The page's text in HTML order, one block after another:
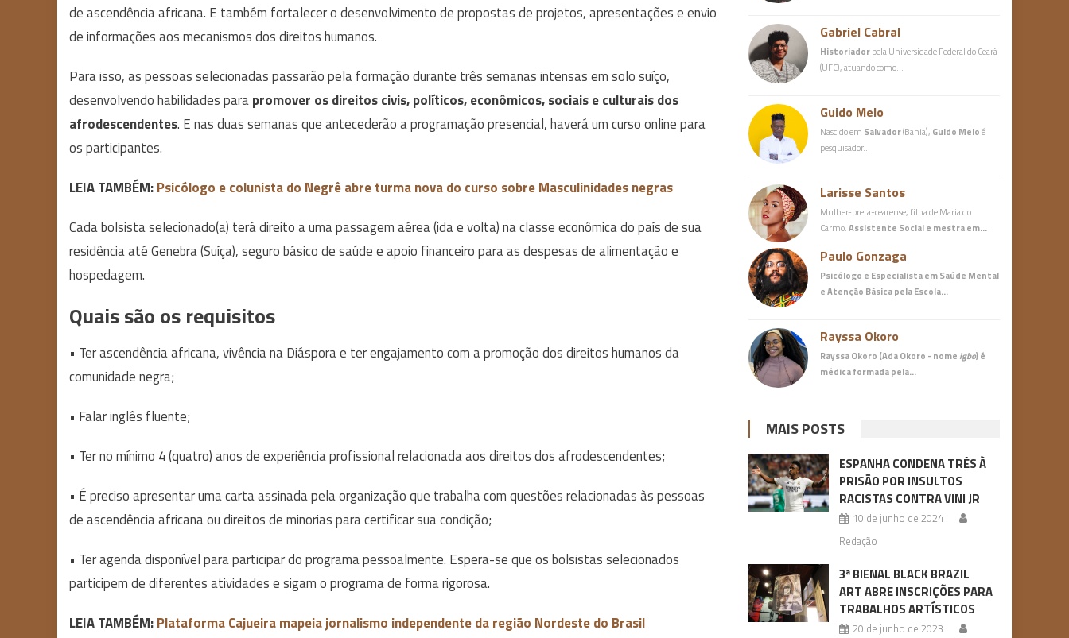
de ascendência africana. E também fortalecer o desenvolvimento de propostas de projetos, apresentações e envio
de informações aos mecanismos dos direitos humanos.
Para isso, as pessoas selecionadas passarão pela formação durante três semanas intensas em solo suíço,
desenvolvendo habilidades parapromover os direitos civis, políticos, econômicos, sociais e culturais dos
afrodescendentes. E nas duas semanas que antecederão a programação presencial, haverá um curso online para
os participantes.
LEIA TAMBÉM:Psicólogo e colunista do Negrê abre turma nova do curso sobre Masculinidades negras
Cada bolsista selecionado(a) terá direito a uma passagem aérea (ida e volta) na classe econômica do país de sua
residência até Genebra (Suíça), seguro básico de saúde e apoio financeiro para as despesas de alimentação e
hospedagem.
Quais são os requisitos
• Ter ascendência africana, vivência na Diáspora e ter engajamento com a promoção dos direitos humanos da
comunidade negra;
• Falar inglês fluente;
• Ter no mínimo 4 (quatro) anos de experiência profissional relacionada aos direitos dos afrodescendentes;
• É preciso apresentar uma carta assinada pela organização que trabalha com questões relacionadas às pessoas
de ascendência africana ou direitos de minorias para certificar sua condição;
• Ter agenda disponível para participar do programa pessoalmente. Espera-se que os bolsistas selecionados
participem de diferentes atividades e sigam o programa de forma rigorosa.
LEIA TAMBÉM:Plataforma Cajueira mapeia jornalismo independente da região Nordeste do Brasil
Gabriel Cabral
Historiadorpela Universidade Federal do Ceará
(UFC), atuando como…
Guido Melo
Nascido em Salvador(Bahia), Guido Meloé
pesquisador…
Larisse Santos
Mulher-preta-cearense, filha de Maria do
Carmo.Assistente Social e mestra em…
Paulo Gonzaga
Psicólogo e Especialista em Saúde Mental
e Atenção Básicapela Escola…
Rayssa Okoro
Rayssa Okoro (Ada Okoro - nome igbo) é
médicaformada pela…
MAIS POSTS
ESPANHA CONDENA TRÊS À
PRISÃO POR INSULTOS
RACISTAS CONTRA VINI JR
10 de junho de 2024
Redação
3ª BIENAL BLACK BRAZIL
ART ABRE INSCRIÇÕES PARA
TRABALHOS ARTÍSTICOS
20 de junho de 2023